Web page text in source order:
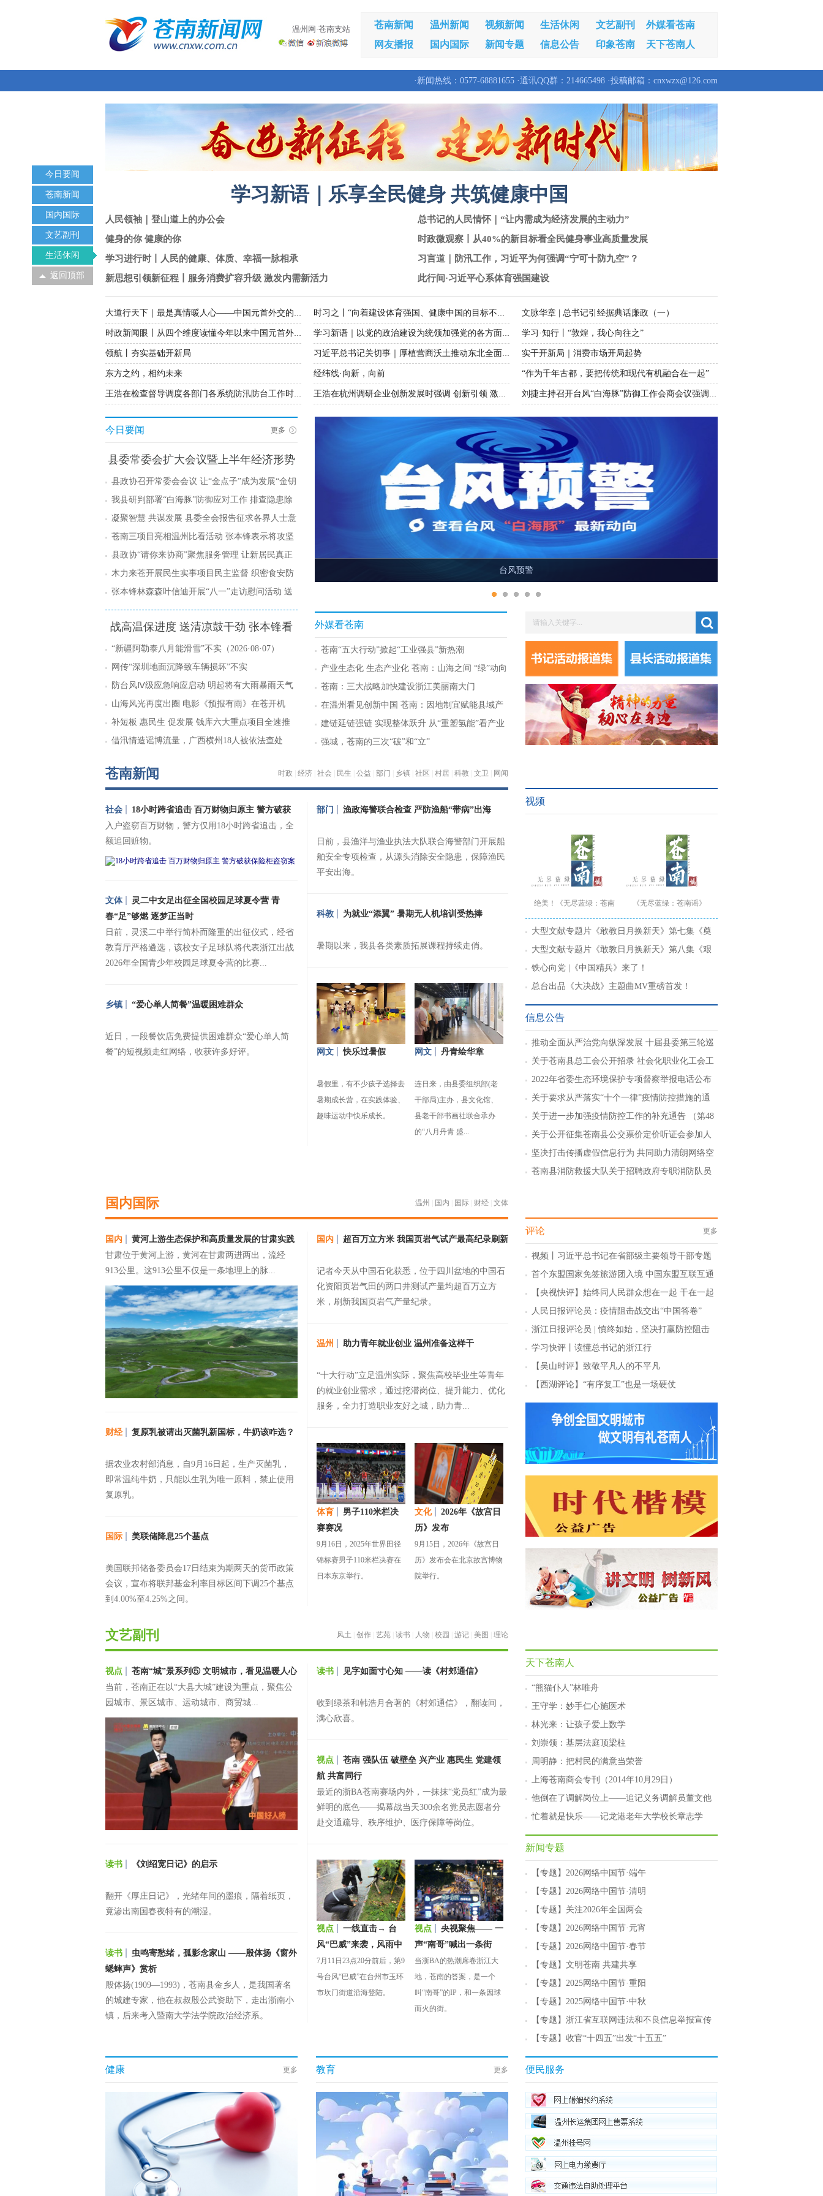
温州网·苍南支站 苍南新闻 温州新闻 视频新闻 生活休闲 文艺副刊
外媒看苍南
网友播报
国内国际 新闻专题 信息公告 印象苍南 天下苍南人
·新闻热线：0577-68881655 ·通讯QQ群：214665498 ·投稿邮箱：cnxwzx@126.com
学习新语｜乐享全民健身 共筑健康中国
人民领袖｜登山道上的办公会
总书记的人民情怀｜“让内需成为经济发展的主动力”
健身的你 健康的你
时政微观察丨从40%的新目标看全民健身事业高质量发展
学习进行时丨人民的健康、体质、幸福一脉相承
习言道｜防汛工作，习近平为何强调“宁可十防九空”？
新思想引领新征程丨服务消费扩容升级 激发内需新活力
此行间·习近平心系体育强国建设
大道行天下｜最是真情暖人心——中国元首外交的世界情怀与大国气派 时习之丨“向着建设体育强国、健康中国的目标不断迈进” 文脉华章 | 总书记引经据典话廉政（一）
时政新闻眼丨从四个维度读懂今年以来中国元首外交 学习新语｜以党的政治建设为统领加强党的各方面建设 学习·知行丨“敦煌，我心向往之”
领航丨夯实基础开新局 习近平总书记关切事｜厚植营商沃土推动东北全面振兴 实干开新局｜消费市场开局起势
东方之约，相约未来 经纬线·向新，向前 “作为千年古都，要把传统和现代有机融合在一起”
王浩在检查督导调度各部门各系统防汛防台工作时强调 高度警觉 主动作为 落实落细防御台风“白海豚”各项工作 王浩在杭州调研企业创新发展时强调 创新引领 激发活力 加快实现高质量发展 刘捷主持召开台风“白海豚”防御工作会商会议强调 坚决打赢防御台风“白海豚”攻坚仗
更多
今日要闻
县委常委会扩大会议暨上半年经济形势
分析会召开 “八个聚力”助推高质量发展
县政协召开常委会会议 让“金点子”成为发展“金钥
匙”
我县研判部署“白海豚”防御应对工作 排查隐患除
风险 守牢底线护民安
凝聚智慧 共谋发展 县委全会报告征求各界人士意
见
苍南三项目亮相温州比看活动 张本锋表示将攻坚
突破抓项目
县政协“请你来协商”聚焦服务管理 让新居民真正
融入第二故乡
木力来苍开展民生实事项目民主监督 织密食安防
线 守护舌尖安全
张本锋林森森叶信迪开展“八一”走访慰问活动 送
战高温保进度 送清凉鼓干劲 张本锋看
望慰问一线建设者
“新疆阿勒泰八月能滑雪”不实（2026·08·07）
网传“深圳地面沉降致车辆损坏”不实
（2026·08·06）
防台风Ⅳ级应急响应启动 明起将有大雨暴雨天气
山海风光再度出圈 电影《预报有雨》在苍开机
补短板 惠民生 促发展 钱库六大重点项目全速推
进
借汛情造谣博流量，广西横州18人被依法查处
台风预警
外媒看苍南
苍南“五大行动”掀起“工业强县”新热潮
产业生态化 生态产业化 苍南：山海之间 “绿”动向
新
苍南：三大战略加快建设浙江美丽南大门
在温州看见创新中国 苍南：因地制宜赋能县域产
业群雁齐飞
建链延链强链 实现整体跃升 从“重塑氢能”看产业
重塑技术焕新
强城，苍南的三次“破”和“立”
时政 经济 社会 民生 公益 部门 乡镇 社区 村居 科教 文卫 网闻
苍南新闻
社会
18小时跨省追击 百万财物归原主 警方破获
保险柜盗窃案
入户盗窃百万财物，警方仅用18小时跨省追击，全
额追回赃物。
文体
灵二中女足出征全国校园足球夏令营 青
春“足”够燃 逐梦正当时
日前，灵溪二中举行简朴而隆重的出征仪式，经省
教育厅严格遴选，该校女子足球队将代表浙江出战
2026年全国青少年校园足球夏令营的比赛...
乡镇 “爱心单人简餐”温暖困难群众
近日，一段餐饮店免费提供困难群众“爱心单人简
餐”的短视频走红网络，收获许多好评。
部门 渔政海警联合检查 严防渔船“带病”出海
日前，县渔洋与渔业执法大队联合海警部门开展船
舶安全专项检查，从源头消除安全隐患，保障渔民
平安出海。
科教 为就业“添翼” 暑期无人机培训受热捧
暑期以来，我县各类素质拓展课程持续走俏。
网文 快乐过暑假
暑假里，有不少孩子选择去
暑期成长营，在实践体验、
趣味运动中快乐成长。
网文 丹青绘华章
连日来，由县委组织部(老
干部局)主办，县文化馆、
县老干部书画社联合承办
的“八月丹青 盛...
视频
绝美！《无尽蓝绿：苍南
谣》苍南城市形象宣传片首
发
《无尽蓝绿：苍南谣》
大型文献专题片《敢教日月换新天》第七集《奠
基固本》
大型文献专题片《敢教日月换新天》第八集《艰
辛探索》
铁心向党 |《中国精兵》来了！
总台出品《大决战》主题曲MV重磅首发！
信息公告
推动全面从严治党向纵深发展 十届县委第三轮巡
察工作启动
关于苍南县总工会公开招录 社会化职业化工会工
作者的公告
2022年省委生态环境保护专项督察举报电话公布
关于要求从严落实“十个一律”疫情防控措施的通
告 （第47号）
关于进一步加强疫情防控工作的补充通告 （第48
号）
关于公开征集苍南县公交票价定价听证会参加人
的公告
坚决打击传播虚假信息行为 共同助力清朗网络空
间
苍南县消防救援大队关于招聘政府专职消防队员
温州
国内 国际 财经 文体
国内国际
国内
黄河上游生态保护和高质量发展的甘肃实践
甘肃位于黄河上游，黄河在甘肃两进两出，流经
913公里。这913公里不仅是一条地理上的脉...
财经 复原乳被请出灭菌乳新国标，牛奶该咋选？
据农业农村部消息，自9月16日起，生产灭菌乳，
即常温纯牛奶，只能以生乳为唯一原料，禁止使用
复原乳。
国际 美联储降息25个基点
美国联邦储备委员会17日结束为期两天的货币政策
会议，宣布将联邦基金利率目标区间下调25个基点
到4.00%至4.25%之间。
国内 超百万立方米 我国页岩气试产最高纪录刷新
记者今天从中国石化获悉，位于四川盆地的中国石
化资阳页岩气田的两口井测试产量均超百万立方
米，刷新我国页岩气产量纪录。
温州 助力青年就业创业 温州准备这样干
“十大行动”立足温州实际，聚焦高校毕业生等青年
的就业创业需求，通过挖潜岗位、提升能力、优化
服务，全力打造职业友好之城，助力青...
体育
男子110米栏决
赛赛况
9月16日，2025年世界田径
锦标赛男子110米栏决赛在
日本东京举行。
文化
2026年《故宫日
历》发布
9月15日，2026年《故宫日
历》发布会在北京故宫博物
院举行。
更多
评论
视频丨习近平总书记在省部级主要领导干部专题
研讨班开班式上的重要讲话引发热烈反响
首个东盟国家免签旅游团入境 中国东盟互联互通
实现“加速度”
【央视快评】始终同人民群众想在一起 干在一起
人民日报评论员：疫情阻击战交出“中国答卷”
浙江日报评论员 | 慎终如始，坚决打赢防控阻击
战 ——二论学习贯彻习近平总书记考察浙江重要
学习快评丨读懂总书记的浙江行
【吴山时评】致敬平凡人的不平凡
【西湖评论】“有序复工”也是一场硬仗
风土 创作 艺苑 读书 人物 校园 游记 美图 理论
文艺副刊
视点
苍南“城”景系列⑤ 文明城市，看见温暖人心
的底色
当前，苍南正在以“大县大城”建设为重点，聚焦公
园城市、景区城市、运动城市、商贸城...
读书 《刘绍宽日记》的启示
翻开《厚庄日记》，光绪年间的墨痕，隔着纸页，
竟渗出南国春夜特有的潮湿。
读书
虫鸣寄愁绪，孤影念家山 ——殷体扬《窗外
蟋蟀声》赏析
殷体扬(1909—1993)，苍南县金乡人，是我国著名
的城建专家，他在叔叔殷公武资助下，走出浙南小
镇，后来考入暨南大学法学院政治经济系。
读书 见字如面寸心知 ——读《村郊通信》
收到绿茶和韩浩月合著的《村郊通信》，翻读间，
满心欣喜。
视点
苍南 强队伍 破壁垒 兴产业 惠民生 党建领
航 共富同行
最近的浙BA苍南赛场内外，一抹抹“党员红”成为最
鲜明的底色——揭幕战当天300余名党员志愿者分
赴交通疏导、秩序维护、医疗保障等岗位。
视点
一线直击→ 台
风“巴威”来袭，风雨中
的那些人与事
7月11日23点20分前后，第9
号台风“巴威”在台州市玉环
市坎门街道沿海登陆。
视点
央视聚焦—— 一
声“南哥”喊出一条街
当浙BA的热潮席卷浙江大
地，苍南的答案，是一个
叫“南哥”的IP，和一条因球
而火的街。
天下苍南人
“熊猫仆人”林唯舟
王守学：妙手仁心施医术
林光来：让孩子爱上数学
刘崇领：基层法庭顶梁柱
周明静：把村民的满意当荣誉
上海苍南商会专刊（2014年10月29日）
他倒在了调解岗位上——追记义务调解员董文他
忙着就是快乐——记龙港老年大学校长章志学
新闻专题
【专题】2026网络中国节·端午
【专题】2026网络中国节·清明
【专题】关注2026年全国两会
【专题】2026网络中国节·元宵
【专题】2026网络中国节·春节
【专题】文明苍南 共建共享
【专题】2025网络中国节·重阳
【专题】2025网络中国节·中秋
【专题】浙江省互联网违法和不良信息举报宣传
周【专题】收官“十四五”出发“十五五”
更多
健康 更多
教育 便民服务
今日要闻
苍南新闻
国内国际
文艺副刊
生活休闲
返回顶部